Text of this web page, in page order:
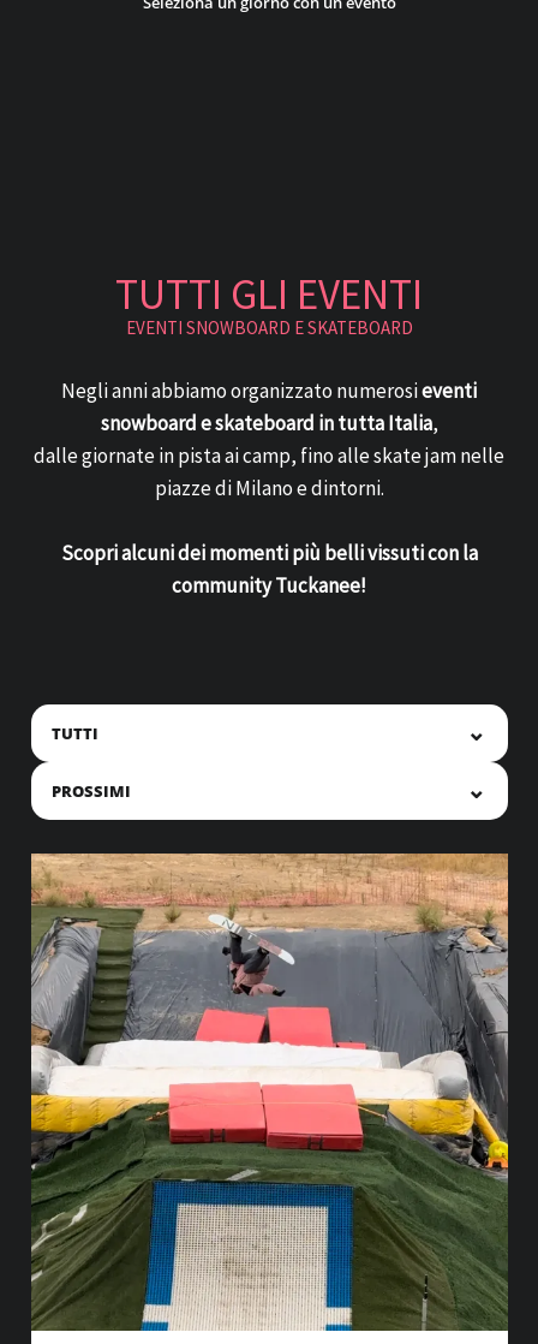
TUTTI GLI EVENTI
EVENTI SNOWBOARD E SKATEBOARD
Negli anni abbiamo organizzato numerosieventi
snowboard e skateboard in tutta Italia,
dalle giornate in pista ai camp, fino alle skate jam nelle
piazze di Milano e dintorni.
Scopri alcuni dei momenti più belli vissuti con la
community Tuckanee!